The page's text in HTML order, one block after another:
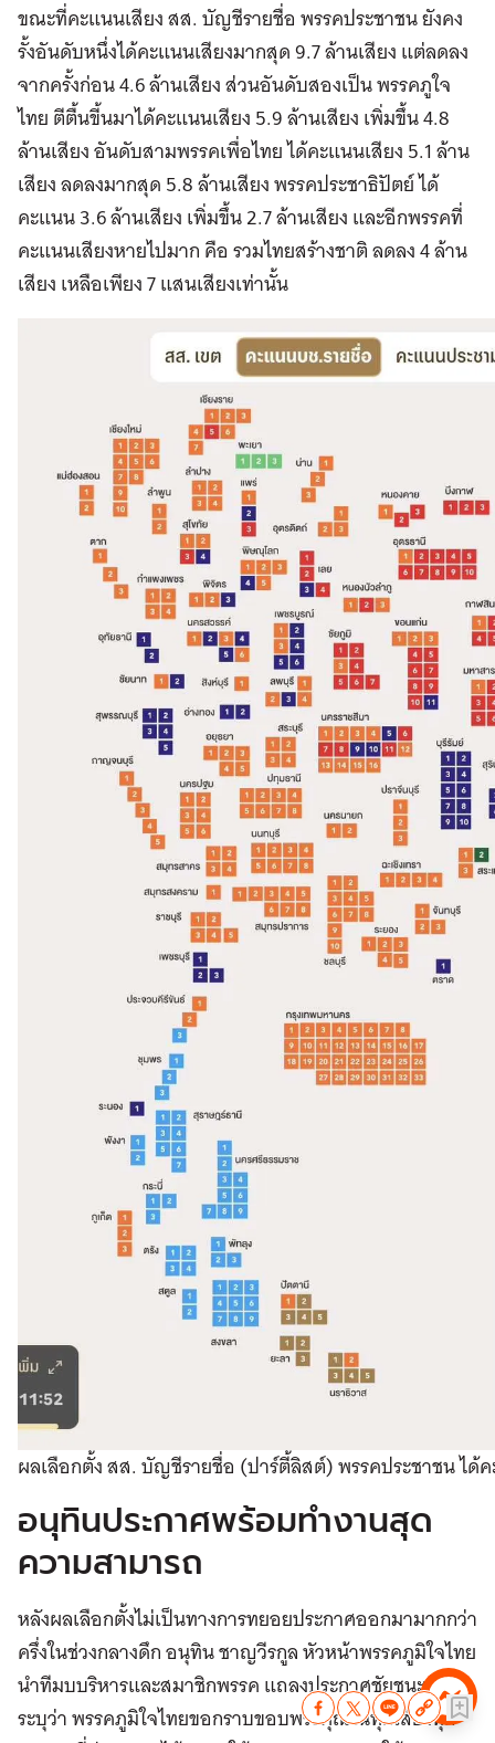
ขณะที่คะแนนเสียง สส. บัญชีรายชื่อ พรรคประชาชน ยังคง
รั้งอันดับหนึ่งได้คะแนนเสียงมากสุด 9.7 ล้านเสียง แต่ลดลง
จากครั้งก่อน 4.6 ล้านเสียง ส่วนอันดับสองเป็น พรรคภูใจ
ไทย ตีตื้นขี้นมาได้คะแนนเสียง 5.9 ล้านเสียง เพิ่มขึ้น 4.8
ล้านเสียง อันดับสามพรรคเพื่อไทย ได้คะแนนเสียง 5.1 ล้าน
เสียง ลดลงมากสุด 5.8 ล้านเสียง พรรคประชาธิปัตย์ ได้
คะแนน 3.6 ล้านเสียง เพิ่มขึ้น 2.7 ล้านเสียง และอีกพรรคที่
คะแนนเสียงหายไปมาก คือ รวมไทยสร้างชาติ ลดลง 4 ล้าน
เสียง เหลือเพียง 7 แสนเสียงเท่านั้น
ผลเลือกตั้ง สส. บัญชีรายชื่อ (ปาร์ตี้ลิสต์) พรรคประชาชน ได้
อนุทินประกาศพร้อมทำงานสุด
ความสามารถ
หลังผลเลือกตั้งไม่เป็นทางการทยอยประกาศออกมามากกว่า
ครึ่งในช่วงกลางดึก อนุทิน ชาญวีรกูล หัวหน้าพรรคภูมิใจไทย
นำทีมบบริหารและสมาชิกพรรค แถลงประกาศชัยชนะ โดย
ระบุว่า พรรคภูมิใจไทยขอกราบขอบพระคุณในทุกเสียงทุก